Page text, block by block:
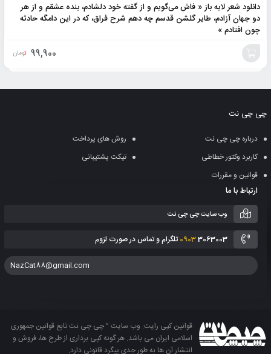
دانلود شعر لایه باز « فاش می‌گویم و از گفته خود دلشادم، بنده عشقم و از هر
دو جهان آزادم، طایر گلشن قدسم چه دهم شرح فراق، که در این دامگه حادثه
چون افتادم »
99,900 تومان
سبد
چی چی نت
درباره چی چی نت
روش های پرداخت
کاربرد وکتور خطاطی
تیکت پشتیبانی
قوانین و مقررات
ارتباط با ما
وب سایت چی چی نت
09033063003 تلگرام و تماس در صورت لزوم
NazCat88@gmail.com
قوانین کپی رایت: وب سایت ” چی چی نت تابع قوانین جمهوری
اسلامی ایران می باشد. هر گونه کپی برداری از طرح ها، فروش و
انتشار آن ها به طور جدی پیگرد قانونی دارد.